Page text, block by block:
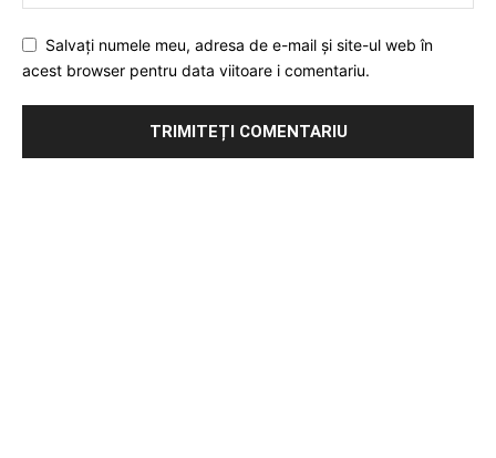
Salvați numele meu, adresa de e-mail și site-ul web în
acest browser pentru data viitoare i comentariu.